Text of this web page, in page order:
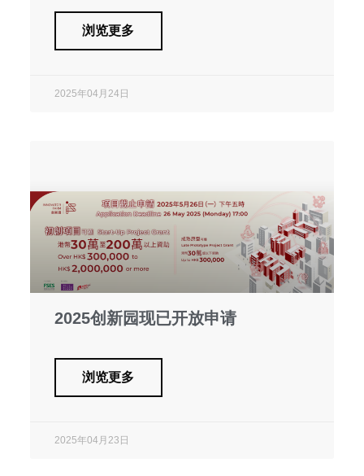
浏览更多
2025年04月24日
2025创新园现已开放申请
浏览更多
2025年04月23日